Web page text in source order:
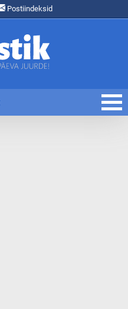
Postiindeksid